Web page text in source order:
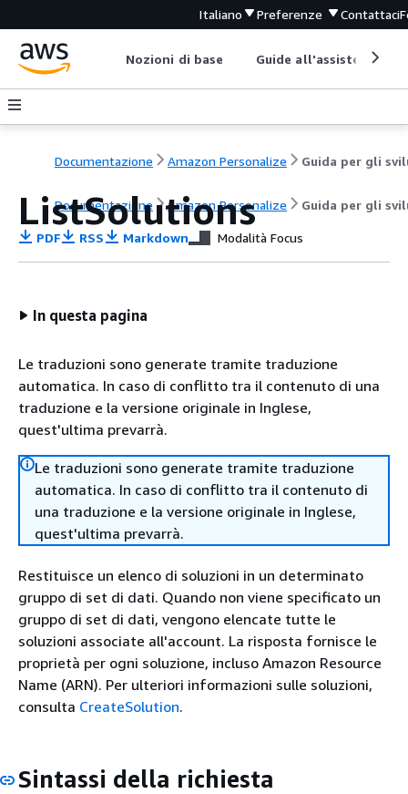
Italiano Preferenze Contattaci
Nozioni di base Guide all'assistenza
Documentazione Amazon Personalize
Documentazione Amazon Personalize Guida per gli
ListSolutions
PDF RSS Markdown Modalità Focus
In questa pagina
Le traduzioni sono generate tramite traduzione
automatica. In caso di conflitto tra il contenuto di una
traduzione e la versione originale in Inglese,
quest'ultima prevarrà.
Le traduzioni sono generate tramite traduzione
automatica. In caso di conflitto tra il contenuto di
una traduzione e la versione originale in Inglese,
quest'ultima prevarrà.
Restituisce un elenco di soluzioni in un determinato
gruppo di set di dati. Quando non viene specificato un
gruppo di set di dati, vengono elencate tutte le
soluzioni associate all'account. La risposta fornisce le
proprietà per ogni soluzione, incluso Amazon Resource
Name (ARN). Per ulteriori informazioni sulle soluzioni,
consulta CreateSolution.
Sintassi della richiesta